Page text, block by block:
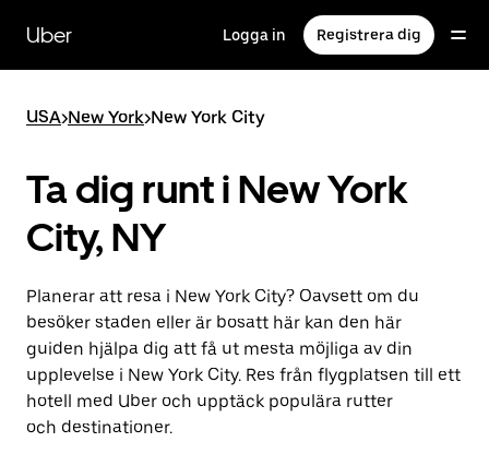
huvudinnehållet
Uber Logga in Registrera dig
USA>New York>New York City
Ta dig runt i New York
City, NY
Planerar att resa i New York City? Oavsett om du
besöker staden eller är bosatt här kan den här
guiden hjälpa dig att få ut mesta möjliga av din
upplevelse i New York City. Res från flygplatsen till ett
hotell med Uber och upptäck populära rutter
och destinationer.